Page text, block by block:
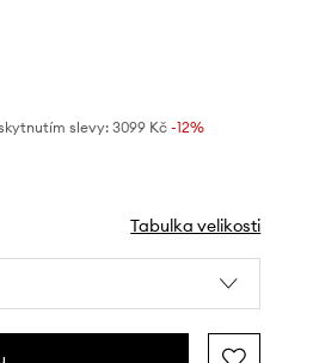
slevy: 3099 Kč -12%
Tabulka velikosti